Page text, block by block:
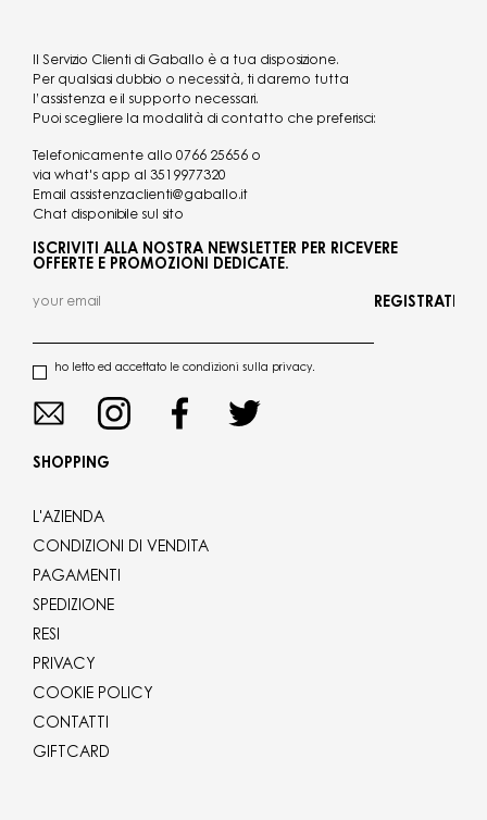
Il Servizio Clienti di Gaballo è a tua disposizione.
Per qualsiasi dubbio o necessità, ti daremo tutta
l’assistenza e il supporto necessari.
Puoi scegliere la modalità di contatto che preferisci:
Telefonicamente allo 0766 25656 o
via what's app al 3519977320
Email assistenzaclienti@gaballo.it
Chat disponibile sul sito
ISCRIVITI ALLA NOSTRA NEWSLETTER PER RICEVERE
OFFERTE E PROMOZIONI DEDICATE.
ho letto ed accettato le condizioni sulla privacy.
REGISTRATI
SHOPPING
L'AZIENDA
CONDIZIONI DI VENDITA
PAGAMENTI
SPEDIZIONE
RESI
PRIVACY
COOKIE POLICY
CONTATTI
GIFTCARD